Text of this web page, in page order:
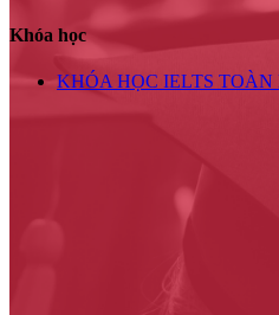
Khóa học
KHÓA HỌC IELTS TOÀN